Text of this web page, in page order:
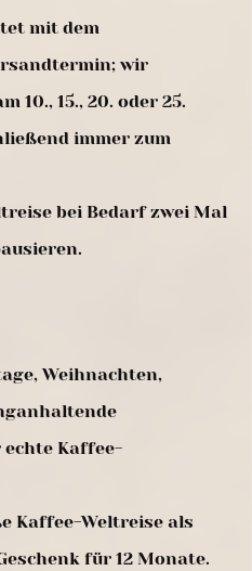
mit dem
wir
10., 15., 20. oder 25.
immer zum
bei Bedarf zwei Mal
Weihnachten,
Kaffee-
Kaffee-Weltreise als
für 12 Monate.